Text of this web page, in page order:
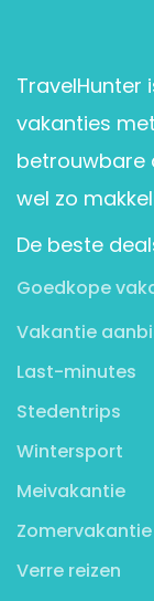
TravelHunter
vakanties
betrouwbare
wel zo
De beste
Goedkope
Vakantie
Last-minutes
Stedentrips
Wintersport
Meivakantie
Zomervakantie
Verre reizen